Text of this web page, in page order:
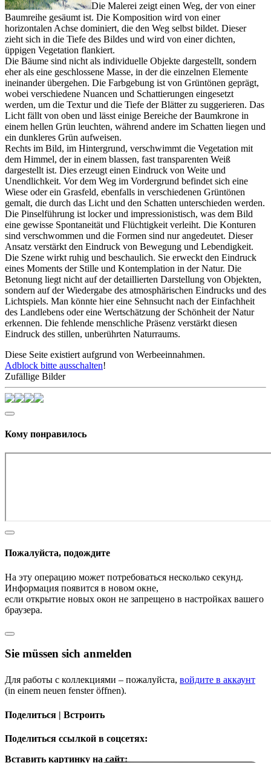
Die Malerei zeigt einen Weg, der von einer
Baumreihe gesäumt ist. Die Komposition wird von einer
horizontalen Achse dominiert, die den Weg selbst bildet. Dieser
zieht sich in die Tiefe des Bildes und wird von einer dichten,
üppigen Vegetation flankiert.
Die Bäume sind nicht als individuelle Objekte dargestellt, sondern
eher als eine geschlossene Masse, in der die einzelnen Elemente
ineinander übergehen. Die Farbgebung ist von Grüntönen geprägt,
wobei verschiedene Nuancen und Schattierungen eingesetzt
werden, um die Textur und die Tiefe der Blätter zu suggerieren. Das
Licht fällt von oben und lässt einige Bereiche der Baumkrone in
einem hellen Grün leuchten, während andere im Schatten liegen und
ein dunkleres Grün aufweisen.
Rechts im Bild, im Hintergrund, verschwimmt die Vegetation mit
dem Himmel, der in einem blassen, fast transparenten Weiß
dargestellt ist. Dies erzeugt einen Eindruck von Weite und
Unendlichkeit. Vor dem Weg im Vordergrund befindet sich eine
Wiese oder ein Grasfeld, ebenfalls in verschiedenen Grüntönen
gemalt, die durch das Licht und den Schatten unterschieden werden.
Die Pinselführung ist locker und impressionistisch, was dem Bild
eine gewisse Spontaneität und Flüchtigkeit verleiht. Die Konturen
sind verschwommen und die Formen sind nur angedeutet. Dieser
Ansatz verstärkt den Eindruck von Bewegung und Lebendigkeit.
Die Szene wirkt ruhig und beschaulich. Sie erweckt den Eindruck
eines Moments der Stille und Kontemplation in der Natur. Die
Betonung liegt nicht auf der detaillierten Darstellung von Objekten,
sondern auf der Wiedergabe des atmosphärischen Eindrucks und des
Lichtspiels. Man könnte hier eine Sehnsucht nach der Einfachheit
des Landlebens oder eine Wertschätzung der Schönheit der Natur
erkennen. Die fehlende menschliche Präsenz verstärkt diesen
Eindruck des stillen, unberührten Naturraums.
Diese Seite existiert aufgrund von Werbeeinnahmen.
Adblock bitte ausschalten!
Zufällige Bilder
Кому понравилось
Пожалуйста, подождите
На эту операцию может потребоваться несколько секунд.
Информация появится в новом окне,
если открытие новых окон не запрещено в настройках вашего
браузера.
Sie müssen sich anmelden
Для работы с коллекциями – пожалуйста, войдите в аккаунт
(in einem neuen fenster öffnen).
Поделиться | Встроить
Поделиться ссылкой в соцсетях:
Вставить картинку на сайт: